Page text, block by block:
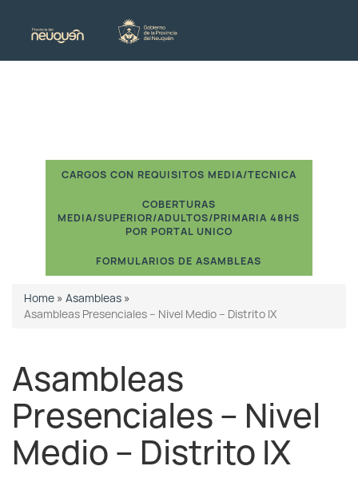
CARGOS CON REQUISITOS MEDIA/TECNICA
COBERTURAS
MEDIA/SUPERIOR/ADULTOS/PRIMARIA 48HS
POR PORTAL UNICO
FORMULARIOS DE ASAMBLEAS
Home » Asambleas »
Asambleas Presenciales – Nivel Medio – Distrito IX
Asambleas
Presenciales – Nivel
Medio – Distrito IX